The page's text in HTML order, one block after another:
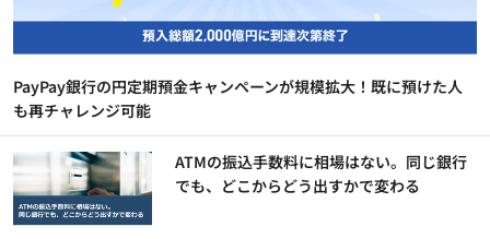
PayPay銀行の円定期預金キャンペーンが規模拡大！既に預けた人
も再チャレンジ可能
ATMの振込手数料に相場はない。同じ銀行
でも、どこからどう出すかで変わる